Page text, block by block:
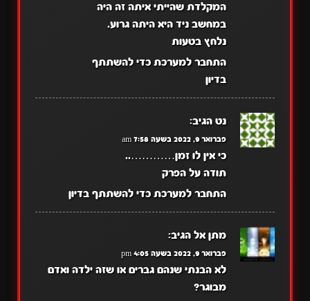
המקלדת שהייתי איתה זה היה
במחשב ניד היא היתה גרוע.
נלחץ בטעות
התחבר למערכת כדי להשתתף
בדיון
נט הגיב:
פברואר 9, 2022 בשעה 7:58 am
כי אין לו זמן…………..
תודה על הפרק
התחבר למערכת כדי להשתתף בדיון
מתן אל הגיב:
פברואר 9, 2022 בשעה 4:05 pm
לא הבנתי שנהם גברים או שזה ילדה ואדם
מבוגר?